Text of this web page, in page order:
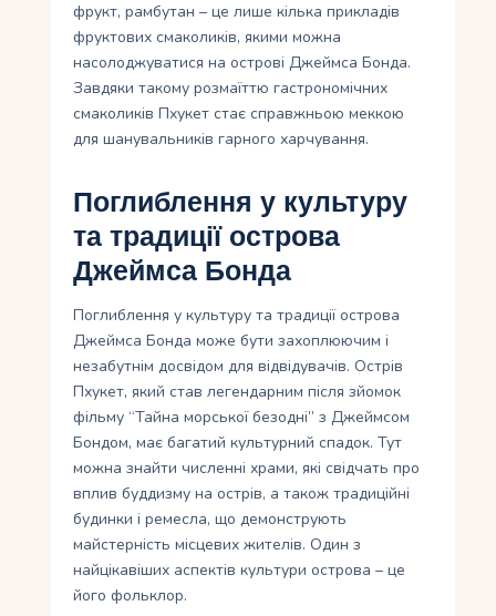
фрукт, рамбутан – це лише кілька прикладів
фруктових смаколиків, якими можна
насолоджуватися на острові Джеймса Бонда.
Завдяки такому розмаїттю гастрономічних
смаколиків Пхукет стає справжньою меккою
для шанувальників гарного харчування.
Поглиблення у культуру
та традиції острова
Джеймса Бонда
Поглиблення у культуру та традиції острова
Джеймса Бонда може бути захоплюючим і
незабутнім досвідом для відвідувачів. Острів
Пхукет, який став легендарним після зйомок
фільму “Тайна морської безодні” з Джеймсом
Бондом, має багатий культурний спадок. Тут
можна знайти численні храми, які свідчать про
вплив буддизму на острів, а також традиційні
будинки і ремесла, що демонструють
майстерність місцевих жителів. Один з
найцікавіших аспектів культури острова – це
його фольклор.